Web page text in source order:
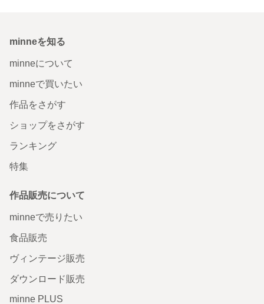
minneを知る
minneについて
minneで買いたい
作品をさがす
ショップをさがす
ランキング
特集
作品販売について
minneで売りたい
食品販売
ヴィンテージ販売
ダウンロード販売
minne PLUS